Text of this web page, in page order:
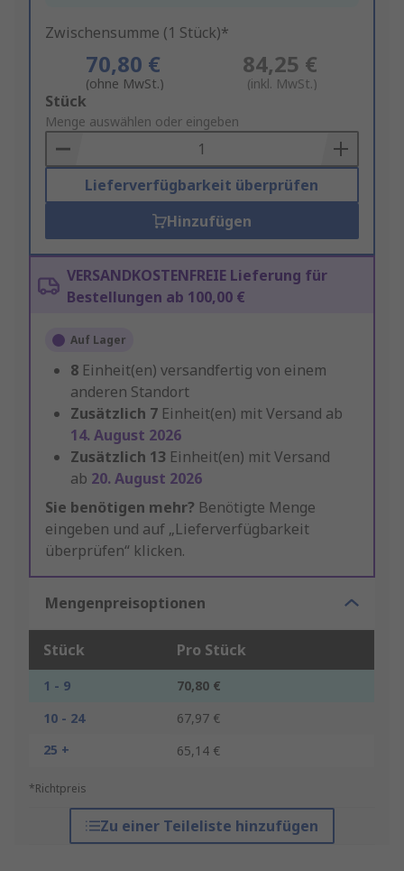
Zwischensumme (1 Stück)*
70,80 €
(ohne MwSt.)
84,25 €
(inkl. MwSt.)
Add
to
Basket
Stück
Menge auswählen oder eingeben
Lieferverfügbarkeit überprüfen
Hinzufügen
VERSANDKOSTENFREIE Lieferung für
Bestellungen ab 100,00 €
Auf Lager
8 Einheit(en) versandfertig von einem
anderen Standort
Zusätzlich 7 Einheit(en) mit Versand ab
14. August 2026
Zusätzlich 13 Einheit(en) mit Versand
ab 20. August 2026
Sie benötigen mehr? Benötigte Menge
eingeben und auf „Lieferverfügbarkeit
überprüfen“ klicken.
Mengenpreisoptionen
Stück Pro Stück
1 - 9
70,80 €
10 - 24
67,97 €
25 +
65,14 €
*Richtpreis
Zu einer Teileliste hinzufügen